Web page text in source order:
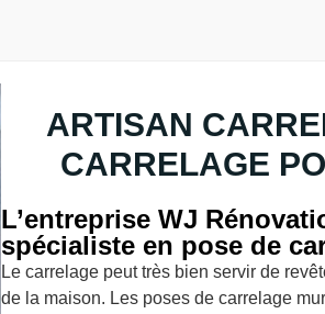
ARTISAN
CARRELAGE
L’entreprise WJ
spécialiste en pose de
Le carrelage peut très bien servir de
de la maison. Les poses de carrelage